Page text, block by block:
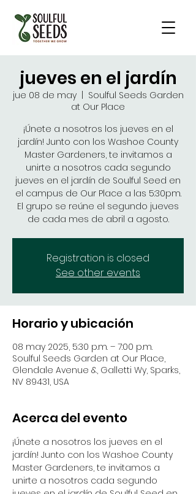
jueves en el jardín
jue 08 de may
  |
Soulful Seeds Garden
at Our Place
¡Únete a nosotros los jueves en el
jardín! Junto con los Washoe County
Master Gardeners, te invitamos a
unirte a nosotros cada segundo
jueves en el jardín de Soulful Seed en
el campus de Our Place a las 5:30pm.
El grupo se reúne el segundo jueves
de cada mes de abril a agosto.
Registration is closed
See other events
Horario y ubicación
08 may 2025, 5:30 p.m. – 7:00 p.m.
Soulful Seeds Garden at Our Place,
Glendale Avenue &, Galletti Wy, Sparks,
NV 89431, USA
Acerca del evento
¡Únete a nosotros los jueves en el
jardín! Junto con los Washoe County
Master Gardeners, te invitamos a
unirte a nosotros cada segundo